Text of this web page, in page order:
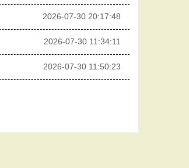
2026-07-30 20:17:48
2026-07-30 11:34:11
2026-07-30 11:50:23